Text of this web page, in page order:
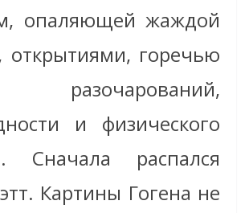
опаляющей жаждой
открытиями, горечью
разочарований,
и физического
Сначала распался
Картины Гогена не